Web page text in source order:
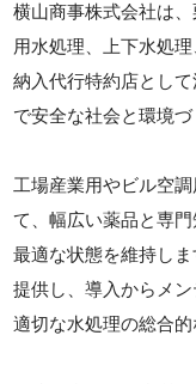
横山商事株式会社は
用水処理、上下水処
納入代行特約店とし
で安全な社会と環境づ
工場産業用やビル空
て、幅広い薬品と専
最適な状態を維持し
提供し、導入からメ
適切な水処理の総合的